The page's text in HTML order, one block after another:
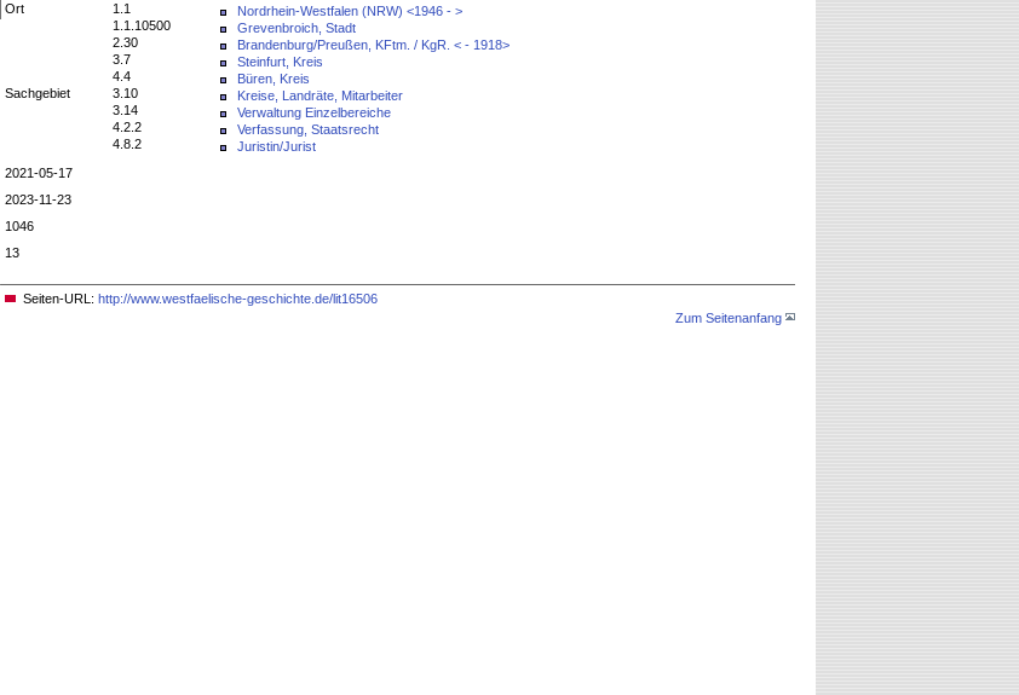
Ort 1.1
Nordrhein-Westfalen (NRW) <1946 - >
1.1.10500
Grevenbroich, Stadt
2.30
Brandenburg/Preußen, KFtm. / KgR. < - 1918>
3.7
Steinfurt, Kreis
4.4
Büren, Kreis
Sachgebiet
3.10
Kreise, Landräte, Mitarbeiter
3.14
Verwaltung Einzelbereiche
4.2.2
Verfassung, Staatsrecht
4.8.2
Juristin/Jurist
2021-05-17
2023-11-23
1046
13
Seiten-URL: http://www.westfaelische-geschichte.de/lit16506
Zum Seitenanfang